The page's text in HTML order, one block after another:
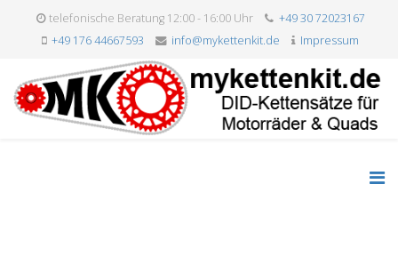
telefonische Beratung 12:00 - 16:00 Uhr
+49 30 72023167
+49 176 44667593
info@mykettenkit.de Impressum